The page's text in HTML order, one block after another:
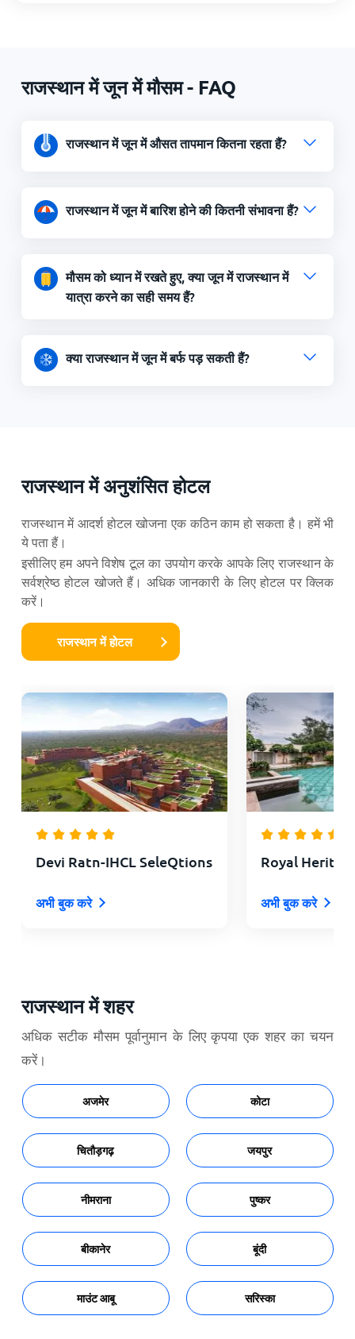
राजस्थान में जून में मौसम - FAQ
राजस्थान में जून में औसत तापमान कितना रहता हैं?
राजस्थान में जून में बारिश होने की कितनी संभावना हैं?
मौसम को ध्यान में रखते हुए, क्या जून में राजस्थान में
यात्रा करने का सही समय हैं?
क्या राजस्थान में जून में बर्फ पड़ सकती हैं?
राजस्थान में अनुशंसित होटल
राजस्थान में आदर्श होटल खोजना एक कठिन काम हो सकता है। हमें भी
ये पता हैं।
इसीलिए हम अपने विशेष टूल का उपयोग करके आपके लिए राजस्थान के
सर्वश्रेष्ठ होटल खोजते हैं। अधिक जानकारी के लिए होटल पर क्लिक
करें।
राजस्थान में होटल
Devi Ratn-IHCL SeleQtions
अभी बुक करे
Royal
अभी बुक करे
राजस्थान में शहर
अधिक सटीक मौसम पूर्वानुमान के लिए कृपया एक शहर का चयन
करें।
अजमेर कोटा
चितौड़गढ़ जयपुर
नीमराना पुष्कर
बीकानेर बूंदी
माउंट आबू सरिस्का